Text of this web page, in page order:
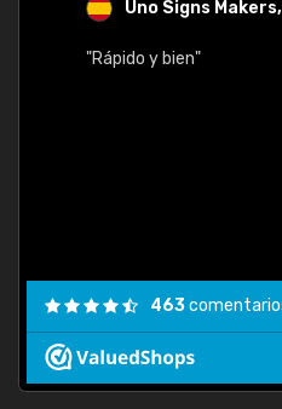
Uno Signs
"Rápido y bien"
463